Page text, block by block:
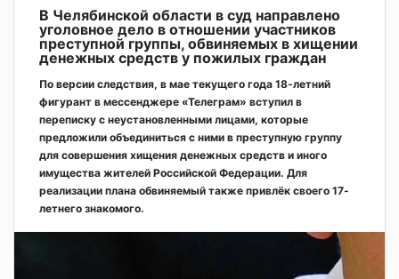
В Челябинской области в суд направлено
уголовное дело в отношении участников
преступной группы, обвиняемых в хищении
денежных средств у пожилых граждан
По версии следствия, в мае текущего года 18-летний
фигурант в мессенджере «Телеграм» вступил в
переписку с неустановленными лицами, которые
предложили объединиться с ними в преступную группу
для совершения хищения денежных средств и иного
имущества жителей Российской Федерации. Для
реализации плана обвиняемый также привлёк своего 17-
летнего знакомого.